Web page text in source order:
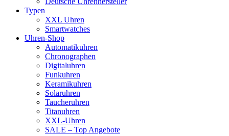
Typen
XXL Uhren
Smartwatches
Uhren-Shop
Automatikuhren
Chronographen
Digitaluhren
Funkuhren
Keramikuhren
Solaruhren
Taucheruhren
Titanuhren
XXL-Uhren
SALE – Top Angebote